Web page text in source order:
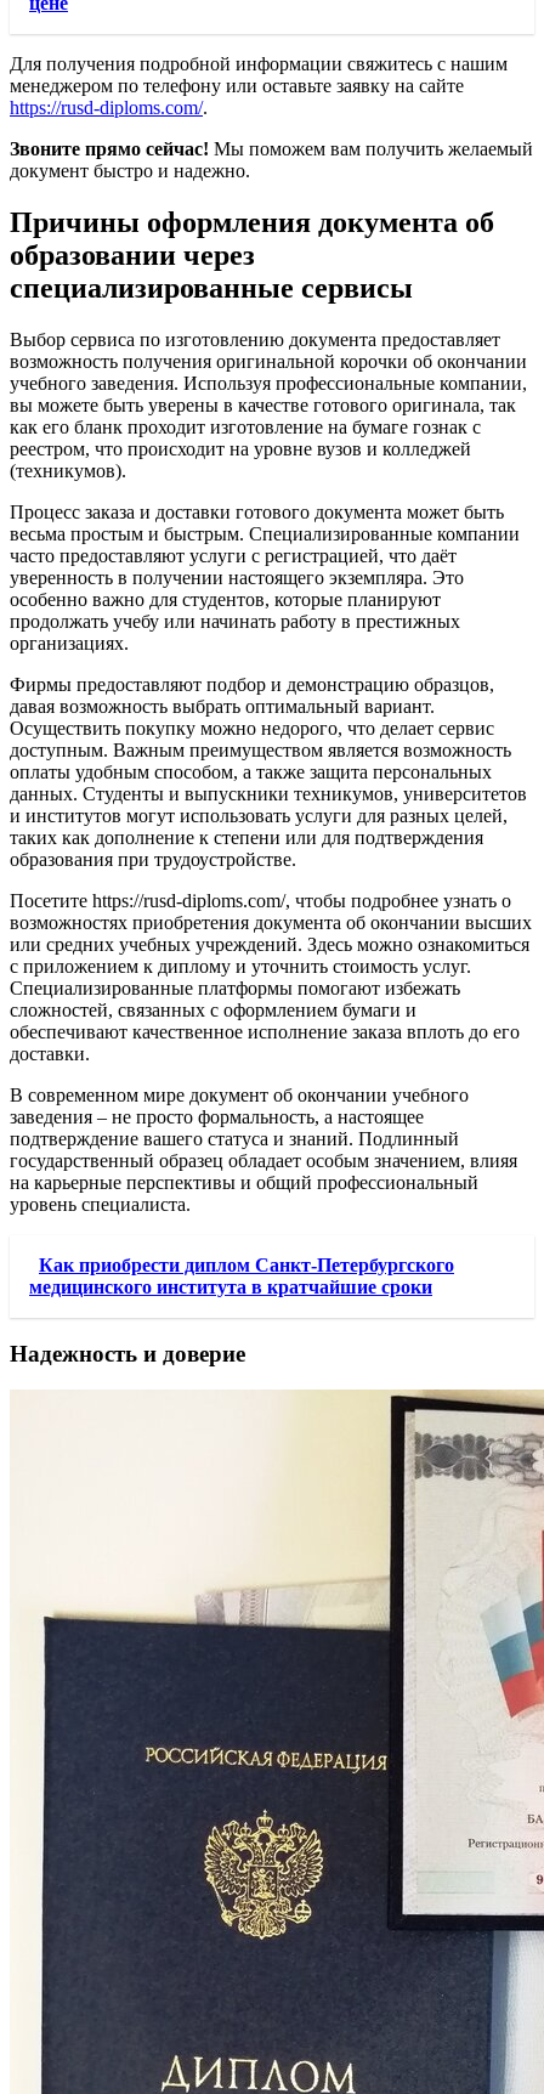
Для получения подробной информации свяжитесь с нашим
менеджером по телефону или оставьте заявку на сайте
https://rusd-diploms.com/.
Звоните прямо сейчас! Мы поможем вам получить желаемый
документ быстро и надежно.
Причины оформления документа об
образовании через
специализированные сервисы
Выбор сервиса по изготовлению документа предоставляет
возможность получения оригинальной корочки об окончании
учебного заведения. Используя профессиональные компании,
вы можете быть уверены в качестве готового оригинала, так
как его бланк проходит изготовление на бумаге гознак с
реестром, что происходит на уровне вузов и колледжей
(техникумов).
Процесс заказа и доставки готового документа может быть
весьма простым и быстрым. Специализированные компании
часто предоставляют услуги с регистрацией, что даёт
уверенность в получении настоящего экземпляра. Это
особенно важно для студентов, которые планируют
продолжать учебу или начинать работу в престижных
организациях.
Фирмы предоставляют подбор и демонстрацию образцов,
давая возможность выбрать оптимальный вариант.
Осуществить покупку можно недорого, что делает сервис
доступным. Важным преимуществом является возможность
оплаты удобным способом, а также защита персональных
данных. Студенты и выпускники техникумов, университетов
и институтов могут использовать услуги для разных целей,
таких как дополнение к степени или для подтверждения
образования при трудоустройстве.
Посетите https://rusd-diploms.com/, чтобы подробнее узнать о
возможностях приобретения документа об окончании высших
или средних учебных учреждений. Здесь можно ознакомиться
с приложением к диплому и уточнить стоимость услуг.
Специализированные платформы помогают избежать
сложностей, связанных с оформлением бумаги и
обеспечивают качественное исполнение заказа вплоть до его
доставки.
В современном мире документ об окончании учебного
заведения – не просто формальность, а настоящее
подтверждение вашего статуса и знаний. Подлинный
государственный образец обладает особым значением, влияя
на карьерные перспективы и общий профессиональный
уровень специалиста.
Как приобрести диплом Санкт-Петербургского
медицинского института в кратчайшие сроки
Надежность и доверие